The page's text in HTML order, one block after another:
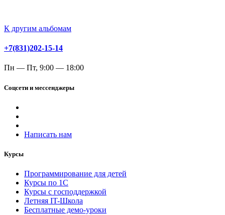
К другим альбомам
+7(831)202-15-14
Пн — Пт, 9:00 — 18:00
Соцсети и мессенджеры
Написать нам
Курсы
Программирование для детей
Курсы по 1С
Курсы с господдержкой
Летняя IT-Школа
Бесплатные демо-уроки